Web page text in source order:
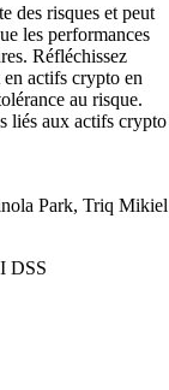
des risques et peut
les performances
Réfléchissez
en actifs crypto en
au risque.
liés aux actifs crypto
Park, Triq Mikiel